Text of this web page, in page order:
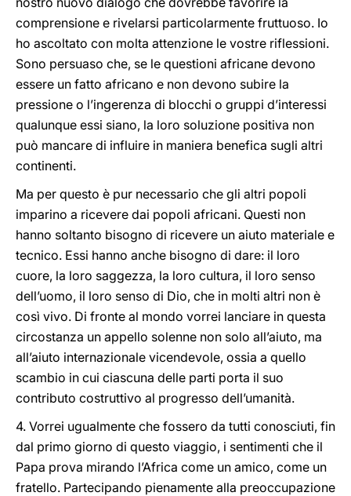
comprensione e rivelarsi particolarmente fruttuoso. Io
ho ascoltato con molta attenzione le vostre riflessioni.
Sono persuaso che, se le questioni africane devono
essere un fatto africano e non devono subire la
pressione o l’ingerenza di blocchi o gruppi d’interessi
qualunque essi siano, la loro soluzione positiva non
può mancare di influire in maniera benefica sugli altri
continenti.
Ma per questo è pur necessario che gli altri popoli
imparino a ricevere dai popoli africani. Questi non
hanno soltanto bisogno di ricevere un aiuto materiale e
tecnico. Essi hanno anche bisogno di dare: il loro
cuore, la loro saggezza, la loro cultura, il loro senso
dell’uomo, il loro senso di Dio, che in molti altri non è
così vivo. Di fronte al mondo vorrei lanciare in questa
circostanza un appello solenne non solo all’aiuto, ma
all’aiuto internazionale vicendevole, ossia a quello
scambio in cui ciascuna delle parti porta il suo
contributo costruttivo al progresso dell’umanità.
4. Vorrei ugualmente che fossero da tutti conosciuti, fin
dal primo giorno di questo viaggio, i sentimenti che il
Papa prova mirando l’Africa come un amico, come un
fratello. Partecipando pienamente alla preoccupazione